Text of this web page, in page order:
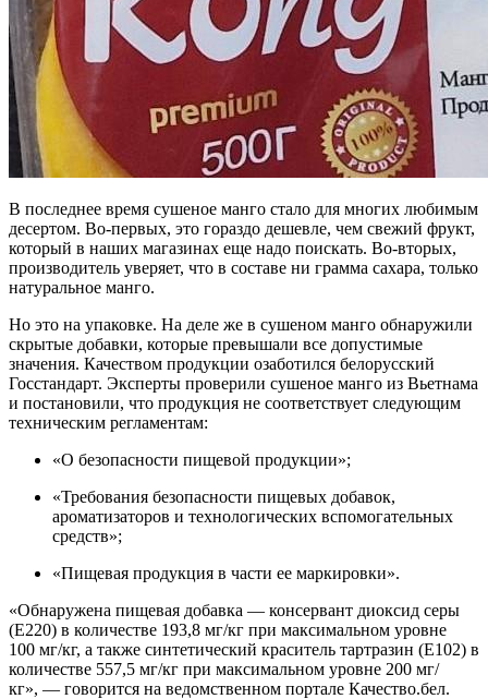
В последнее время сушеное манго стало для многих любимым
десертом. Во-первых, это гораздо дешевле, чем свежий фрукт,
который в наших магазинах еще надо поискать. Во-вторых,
производитель уверяет, что в составе ни грамма сахара, только
натуральное манго.
Но это на упаковке. На деле же в сушеном манго обнаружили
скрытые добавки, которые превышали все допустимые
значения. Качеством продукции озаботился белорусский
Госстандарт. Эксперты проверили сушеное манго из Вьетнама
и постановили, что продукция не соответствует следующим
техническим регламентам:
«О безопасности пищевой продукции»;
«Требования безопасности пищевых добавок,
ароматизаторов и технологических вспомогательных
средств»;
«Пищевая продукция в части ее маркировки».
«Обнаружена пищевая добавка — консервант диоксид серы
(Е220) в количестве 193,8 мг/кг при максимальном уровне
100 мг/кг, а также синтетический краситель тартразин (Е102) в
количестве 557,5 мг/кг при максимальном уровне 200 мг/
кг», — говорится на ведомственном портале Качество.бел.